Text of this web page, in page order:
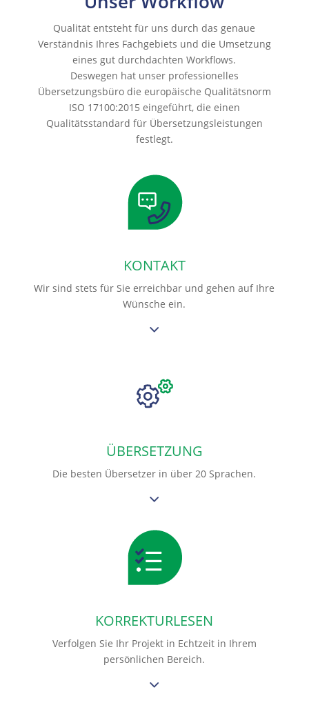
Qualität entsteht für uns durch das genaue
Verständnis Ihres Fachgebiets und die Umsetzung
eines gut durchdachten Workflows.
Deswegen hat unser professionelles
Übersetzungsbüro die europäische Qualitätsnorm
ISO 17100:2015 eingeführt, die einen
Qualitätsstandard für Übersetzungsleistungen
festlegt.
KONTAKT
Wir sind stets für Sie erreichbar und gehen auf Ihre
Wünsche ein.
ÜBERSETZUNG
Die besten Übersetzer in über 20 Sprachen.
KORREKTURLESEN
Verfolgen Sie Ihr Projekt in Echtzeit in Ihrem
persönlichen Bereich.